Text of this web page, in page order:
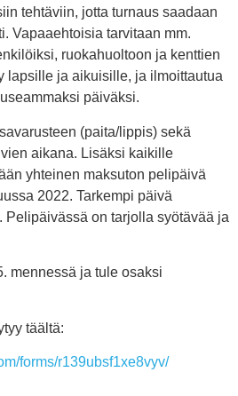
tehtäviin, jotta turnaus saadaan
Vapaaehtoisia tarvitaan mm.
ruokahuoltoon ja kenttien
lapsille ja aikuisille, ja ilmoittautua
päiväksi.
(paita/lippis) sekä
aikana. Lisäksi kaikille
yhteinen maksuton pelipäivä
2022. Tarkempi päivä
Pelipäivässä on tarjolla syötävää ja
mennessä ja tule osaksi
täältä:
forms/r139ubsf1xe8vyv/